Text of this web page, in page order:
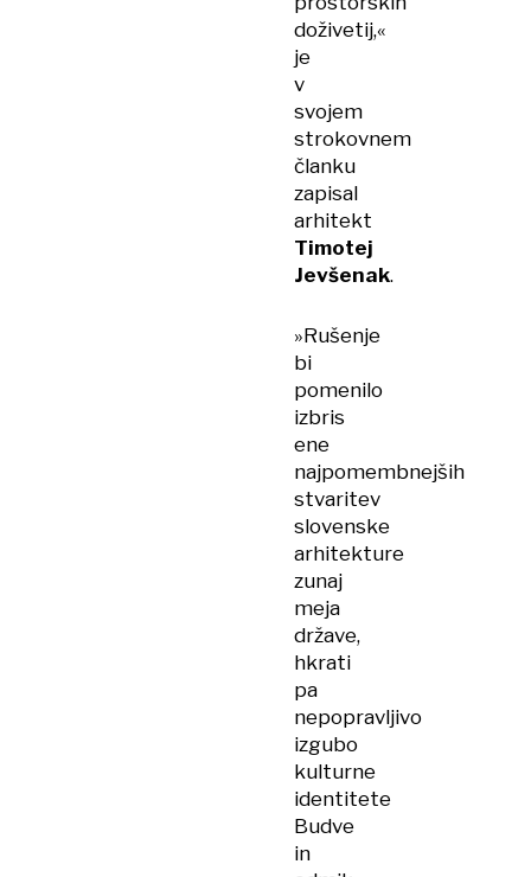
doživetij,«
je
v
svojem
strokovnem
članku
zapisal
arhitekt
Timotej
Jevšenak.
»Rušenje
bi
pomenilo
izbris
ene
najpomembnejših
stvaritev
slovenske
arhitekture
zunaj
meja
države,
hkrati
pa
nepopravljivo
izgubo
kulturne
identitete
Budve
in